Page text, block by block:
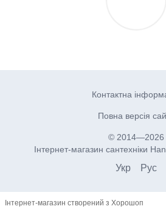
Контактна
Повна версія
© 2014—2026
Інтернет-магазин сантехніки
Укр Рус
Інтернет-магазин створений з Хорошоп